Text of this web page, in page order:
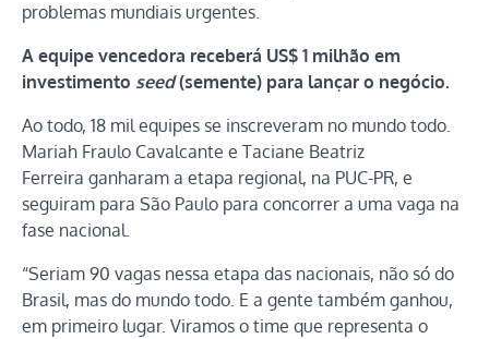
problemas mundiais urgentes.
A equipe vencedora receberá US$ 1 milhão em
investimento seed(semente) para lançar o negócio.
Ao todo, 18 mil equipes se inscreveram no mundo todo.
Mariah Fraulo Cavalcante e Taciane Beatriz
Ferreira ganharam a etapa regional, na PUC-PR, e
seguiram para São Paulo para concorrer a uma vaga na
fase nacional.
“Seriam 90 vagas nessa etapa das nacionais, não só do
Brasil, mas do mundo todo. E a gente também ganhou,
em primeiro lugar. Viramos o time que representa o